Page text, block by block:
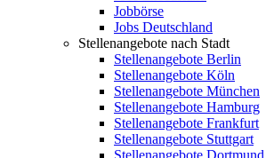
Jobbörse
Jobs Deutschland
Stellenangebote nach Stadt
Stellenangebote Berlin
Stellenangebote Köln
Stellenangebote München
Stellenangebote Hamburg
Stellenangebote Frankfurt
Stellenangebote Stuttgart
Stellenangebote Dortmund